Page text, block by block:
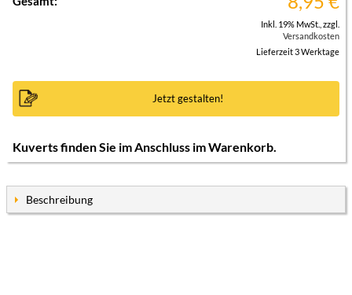
Inkl. 19% MwSt. zzgl.
Versandkosten
Lieferzeit 3 Werktage
Jetzt gestalten!
Kuverts finden Sie im Anschluss im Warenkorb.
Beschreibung